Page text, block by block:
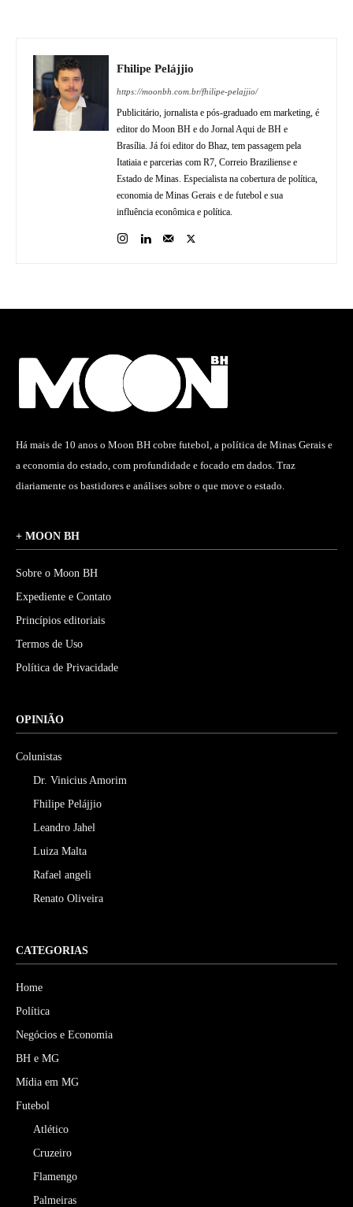
Fhilipe Pelájjio
https://moonbh.com.br/fhilipe-pelajjio/
Publicitário, jornalista e pós-graduado em marketing, é
editor do Moon BH e do Jornal Aqui de BH e
Brasília. Já foi editor do Bhaz, tem passagem pela
Itatiaia e parcerias com R7, Correio Braziliense e
Estado de Minas. Especialista na cobertura de política,
economia de Minas Gerais e de futebol e sua
influência econômica e política.
Há mais de 10 anos o Moon BH cobre futebol, a política de Minas Gerais e
a economia do estado, com profundidade e focado em dados. Traz
diariamente os bastidores e análises sobre o que move o estado.
+ MOON BH
Sobre o Moon BH
Expediente e Contato
Princípios editoriais
Termos de Uso
Política de Privacidade
OPINIÃO
Colunistas
Dr. Vinicius Amorim
Fhilipe Pelájjio
Leandro Jahel
Luiza Malta
Rafael angeli
Renato Oliveira
CATEGORIAS
Home
Política
Negócios e Economia
BH e MG
Mídia em MG
Futebol
Atlético
Cruzeiro
Flamengo
Palmeiras